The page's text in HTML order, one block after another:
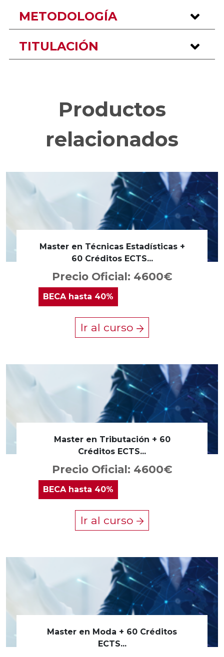
METODOLOGÍA
TITULACIÓN
Productos
relacionados
Master en Técnicas Estadísticas +
60 Créditos ECTS...
Precio Oficial: 4600€
BECAhasta 40%
Ir al curso
Master en Tributación + 60
Créditos ECTS...
Precio Oficial: 4600€
BECA hasta 40%
Ir al curso
Master en Moda + 60 Créditos
ECTS...